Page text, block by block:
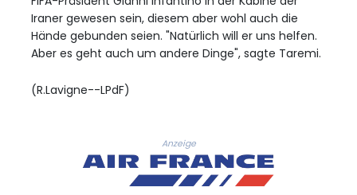
Iraner gewesen sein, diesem aber wohl auch die
Hände gebunden seien. "Natürlich will er uns helfen.
Aber es geht auch um andere Dinge", sagte Taremi.
(R.Lavigne--LPdF)
Anzeige